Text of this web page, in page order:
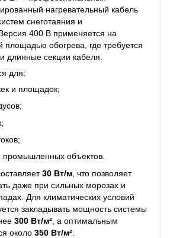
нагревательный кабель
снеготаяния и
400 В применяется на
площадью обогрева, где требуется
длинные секции кабеля.
для:
и площадок;
промышленных объектов.
30 Вт/м , что позволяет
даже при сильных морозах и
Для климатических условий
закладывать мощность системы
300 Вт/м² , а оптимальным
около 350 Вт/м²